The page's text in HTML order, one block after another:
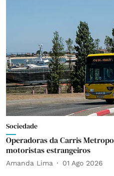
Sociedade
Operadoras da Carris
motoristas estrangeiros
Amanda Lima 01 Ago 2026